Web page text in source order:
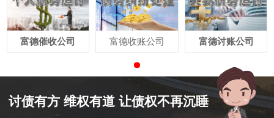
富德催收公司 富德收账公司 富德讨账公司
讨债有方 维权有道 让债权不再沉睡